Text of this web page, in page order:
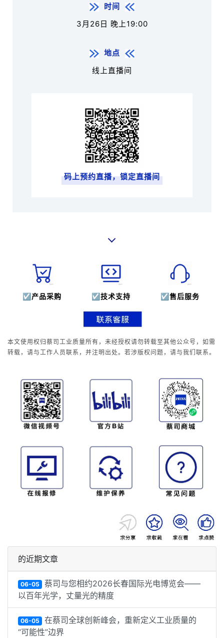
时间
3月26日 晚上19:00
地点
线上直播间
码上预约直播，锁定直播间
☑ 产品采购 ☑ 技术支持 ☑ 售后服务
本文使用权归蔡司工业质量所有，未经授权请勿转载至其他公众号，如需
转载，请与工作人员联系，并注明出处。若涉版权问题，请与我们联系。
的近期文章
06-05 蔡司与您相约2026长春国际光电博览会——
以百年光学，丈量光的精度
06-05 在蔡司全球创新峰会，重新定义工业质量的
“可能性”边界